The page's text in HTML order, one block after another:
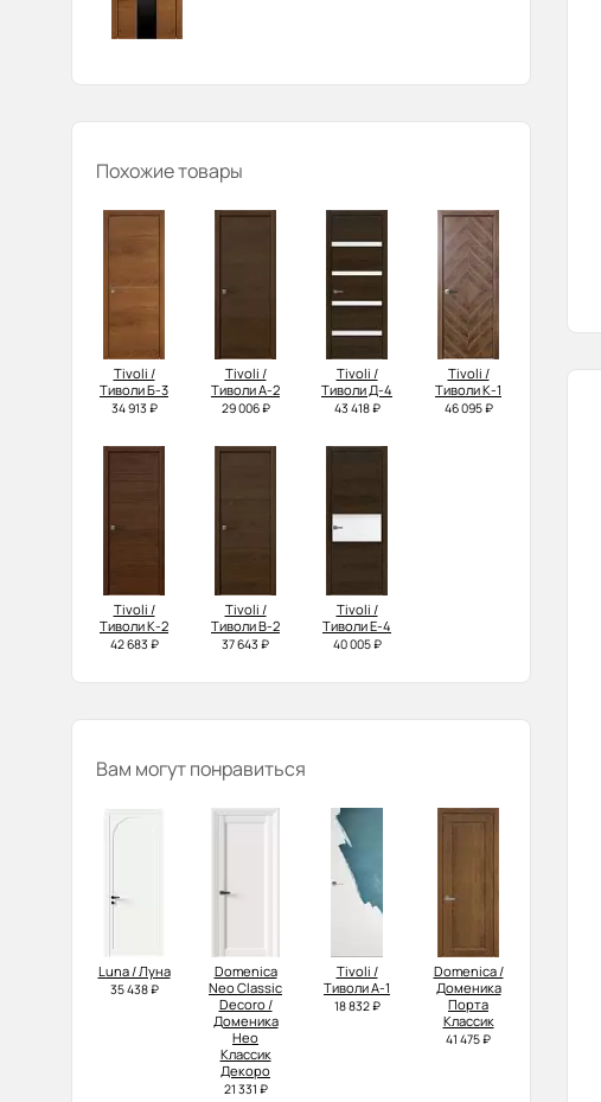
Похожие товары
Tivoli /
Тиволи Б-3
34 913 ₽
Tivoli /
Тиволи А-2
29 006 ₽
Tivoli /
Тиволи Д-4
43 418 ₽
Tivoli /
Тиволи К-1
46 095 ₽
Tivoli /
Тиволи К-2
42 683 ₽
Tivoli /
Тиволи В-2
37 643 ₽
Tivoli /
Тиволи Е-4
40 005 ₽
Вам могут понравиться
Luna / Луна
35 438 ₽
Domenica
Neo Classic
Decoro /
Доменика
Нео
Классик
Декоро
21 331 ₽
Tivoli /
Тиволи А-1
18 832 ₽
Domenica /
Доменика
Порта
Классик
41 475 ₽